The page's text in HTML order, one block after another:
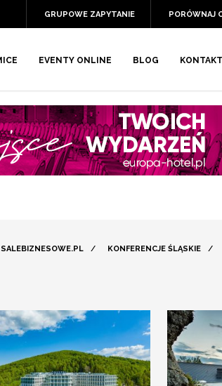
PORÓWNAJ
GRUPOWE ZAPYTANIE
EVENTY ONLINE BLOG KONTAKT
SALEBIZNESOWE.PL / KONFERENCJE ŚLĄSKIE /